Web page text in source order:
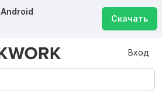
Android
Скачать
Вход